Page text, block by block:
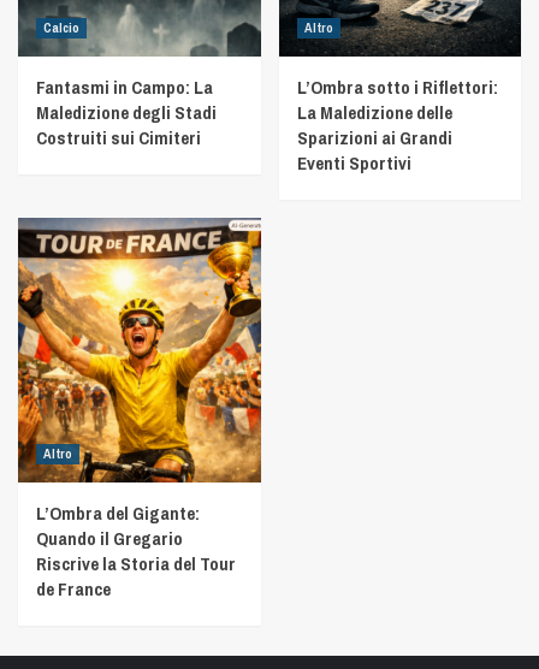
Calcio
Fantasmi in Campo: La
Maledizione degli Stadi
Costruiti sui Cimiteri
Altro
L’Ombra sotto i Riflettori:
La Maledizione delle
Sparizioni ai Grandi
Eventi Sportivi
Altro
L’Ombra del Gigante:
Quando il Gregario
Riscrive la Storia del Tour
de France